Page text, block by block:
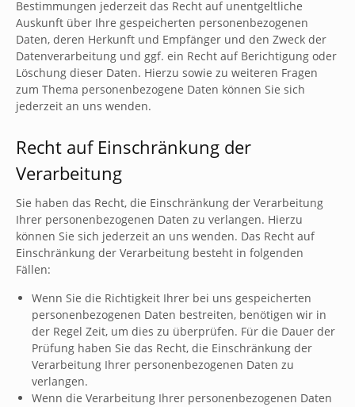
Bestimmungen jederzeit das Recht auf unentgeltliche
Auskunft über Ihre gespeicherten personenbezogenen
Daten, deren Herkunft und Empfänger und den Zweck der
Datenverarbeitung und ggf. ein Recht auf Berichtigung oder
Löschung dieser Daten. Hierzu sowie zu weiteren Fragen
zum Thema personenbezogene Daten können Sie sich
jederzeit an uns wenden.
Recht auf Einschränkung der
Verarbeitung
Sie haben das Recht, die Einschränkung der Verarbeitung
Ihrer personenbezogenen Daten zu verlangen. Hierzu
können Sie sich jederzeit an uns wenden. Das Recht auf
Einschränkung der Verarbeitung besteht in folgenden
Fällen:
Wenn Sie die Richtigkeit Ihrer bei uns gespeicherten
personenbezogenen Daten bestreiten, benötigen wir in
der Regel Zeit, um dies zu überprüfen. Für die Dauer der
Prüfung haben Sie das Recht, die Einschränkung der
Verarbeitung Ihrer personenbezogenen Daten zu
verlangen.
Wenn die Verarbeitung Ihrer personenbezogenen Daten